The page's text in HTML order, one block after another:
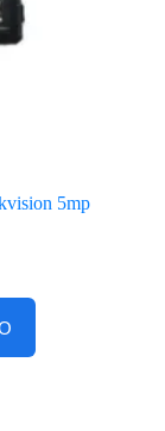
5mp